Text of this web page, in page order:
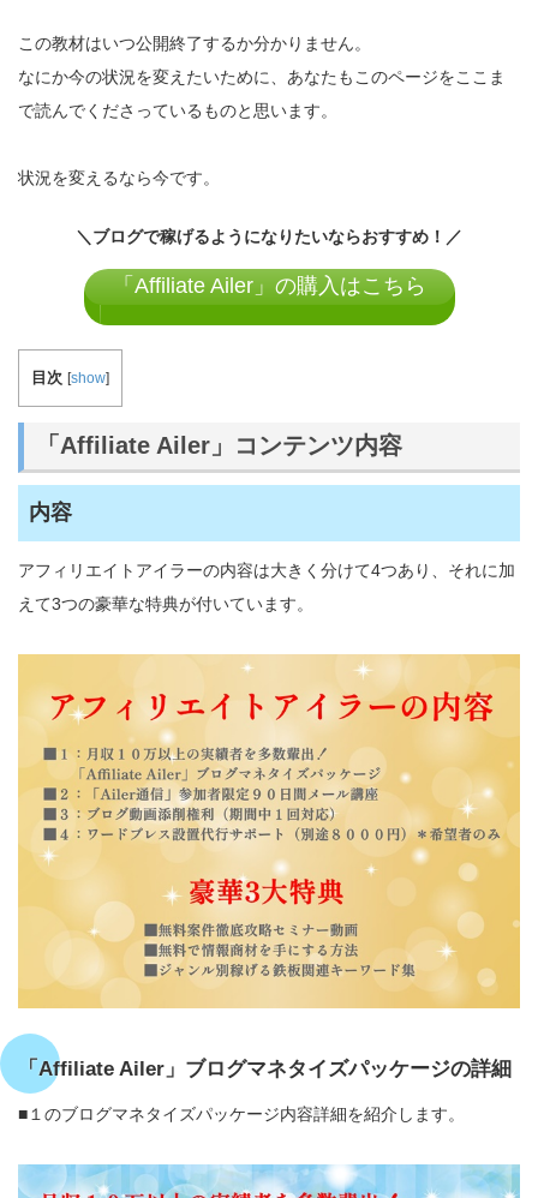
この教材はいつ公開終了するか分かりません。
なにか今の状況を変えたいために、あなたもこのページをここま
で読んでくださっているものと思います。
状況を変えるなら今です。
＼ブログで稼げるようになりたいならおすすめ！／
「Affiliate Ailer」の購入はこちら
目次 [show]
「Affiliate Ailer」コンテンツ内容
内容
アフィリエイトアイラーの内容は大きく分けて4つあり、それに加
えて3つの豪華な特典が付いています。
「Affiliate Ailer」ブログマネタイズパッケージの詳細
■１のブログマネタイズパッケージ内容詳細を紹介します。